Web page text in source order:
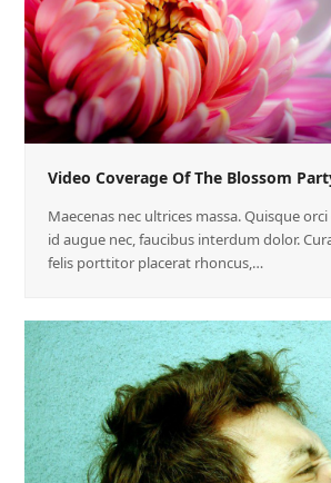
Video Coverage Of The Blossom
Maecenas nec ultrices massa. Quisque
id augue nec, faucibus interdum dolor.
felis porttitor placerat rhoncus,…